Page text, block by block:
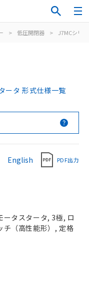
> 低圧開閉器 > J7MCシリ
ータ 形式仕様一覧
English PDF出力
ータスタータ, 3極, ロ
チ（高性能形）, 定格